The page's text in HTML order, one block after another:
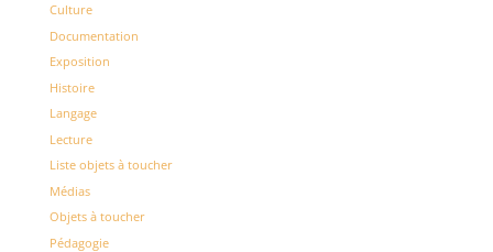
Culture
Documentation
Exposition
Histoire
Langage
Lecture
Liste objets à toucher
Médias
Objets à toucher
Pédagogie